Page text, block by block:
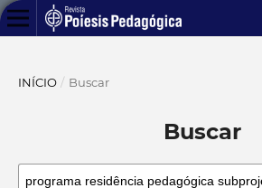
INÍCIO / Buscar
Buscar